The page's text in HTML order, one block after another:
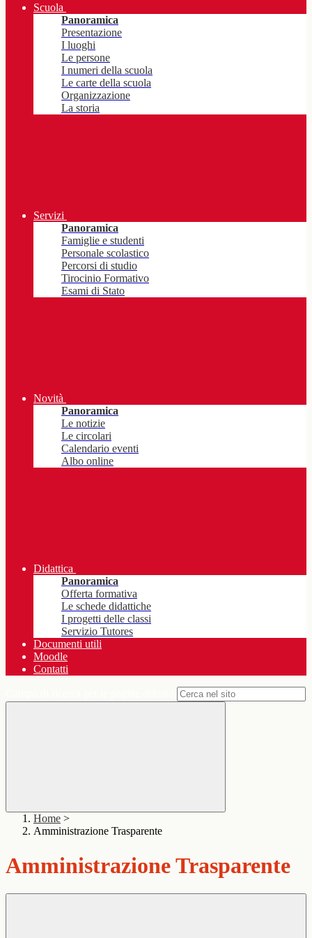
Scuola
Panoramica
Presentazione
I luoghi
Le persone
I numeri della scuola
Le carte della scuola
Organizzazione
La storia
Servizi
Panoramica
Famiglie e studenti
Personale scolastico
Percorsi di studio
Tirocinio Formativo
Esami di Stato
Novità
Panoramica
Le notizie
Le circolari
Calendario eventi
Albo online
Didattica
Panoramica
Offerta formativa
Le schede didattiche
I progetti delle classi
Servizio Tutores
Documenti utili
Moodle
Contatti
Home >
Amministrazione Trasparente
Amministrazione Trasparente